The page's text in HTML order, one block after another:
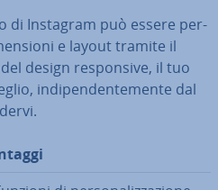
di Instagram può essere per­
e layout tramite il
design re­spon­si­ve, il tuo
in­di­pen­den­te­men­te dal